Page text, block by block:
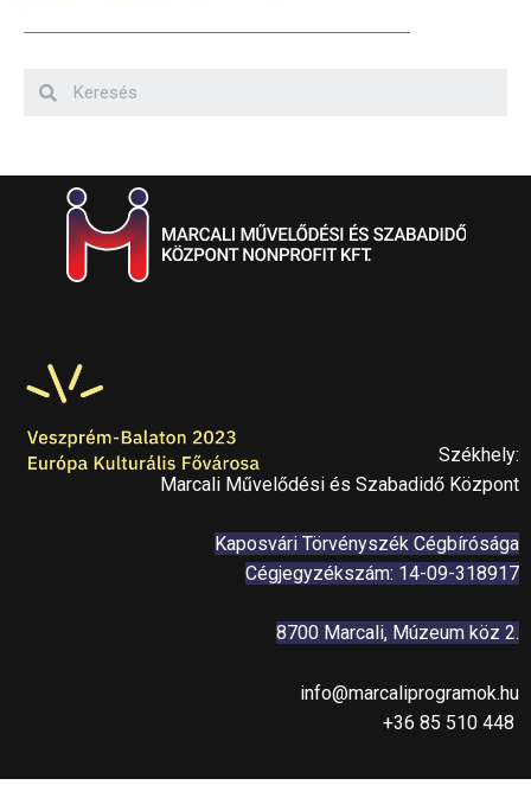
Székhely:
Marcali Művelődési és Szabadidő Központ
Kaposvári Törvényszék Cégbírósága
Cégjegyzékszám: 14-09-318917
8700 Marcali, Múzeum köz 2.
info@marcaliprogramok.hu
+36 85 510 448